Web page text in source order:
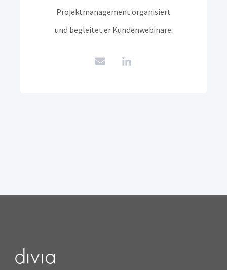
Projektmanagement organisiert
und begleitet er Kundenwebinare.